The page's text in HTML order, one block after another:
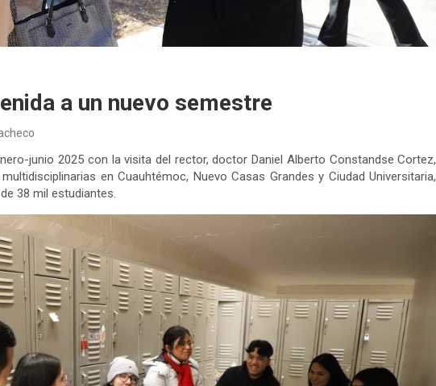
a un nuevo semestre
junio 2025 con la visita del rector, doctor Daniel Alberto Constandse Cortez,
en Cuauhtémoc, Nuevo Casas Grandes y Ciudad Universitaria,
38 mil estudiantes.